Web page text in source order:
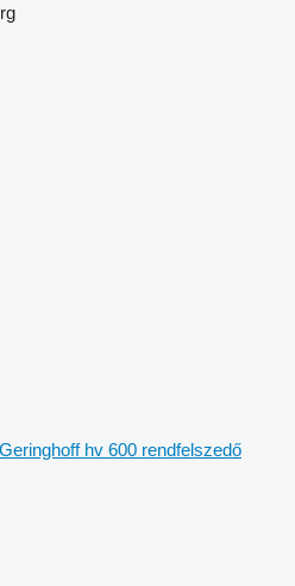
Geringhoff hv 600 rendfelszedő